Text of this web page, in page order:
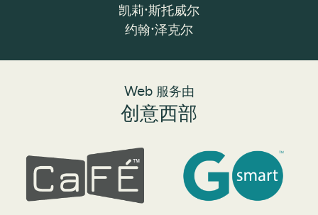
凯莉·斯托威尔
约翰·泽克尔
Web 服务由
创意西部